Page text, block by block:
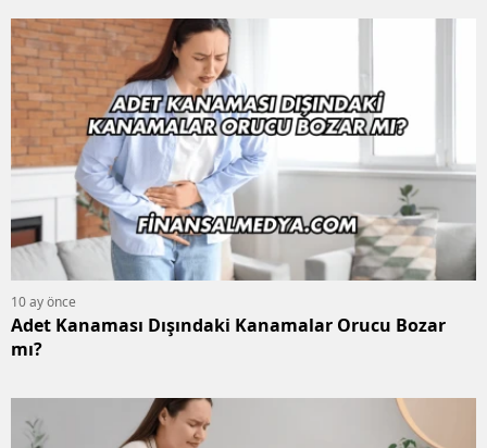
10 ay önce
Adet Kanaması Dışındaki Kanamalar Orucu Bozar
mı?